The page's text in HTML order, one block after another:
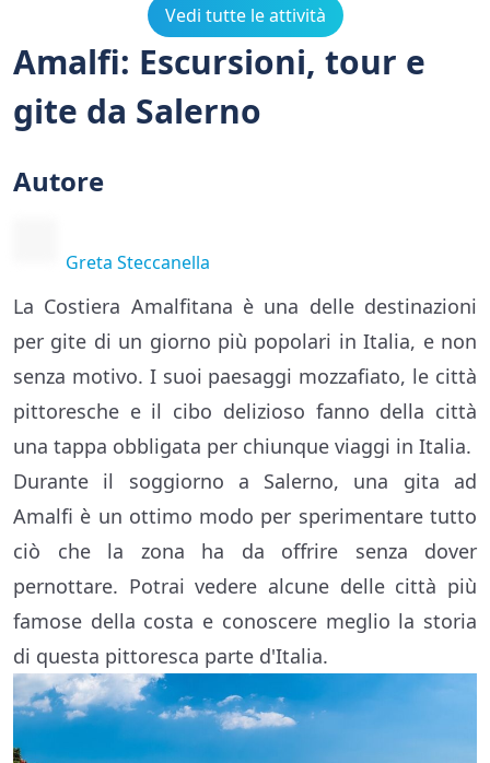
Vedi tutte le attività
Amalfi: Escursioni, tour e
gite da Salerno
Autore
Greta Steccanella
La Costiera Amalfitana è una delle destinazioni
per gite di un giorno più popolari in Italia, e non
senza motivo. I suoi paesaggi mozzafiato, le città
pittoresche e il cibo delizioso fanno della città
una tappa obbligata per chiunque viaggi in Italia.
Durante il soggiorno a Salerno, una gita ad
Amalfi è un ottimo modo per sperimentare tutto
ciò che la zona ha da offrire senza dover
pernottare. Potrai vedere alcune delle città più
famose della costa e conoscere meglio la storia
di questa pittoresca parte d'Italia.